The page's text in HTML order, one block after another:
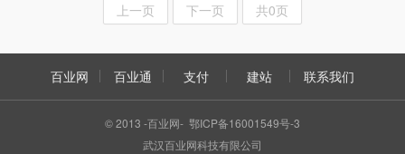
上一页 下一页 共0页
百业网 百业通 支付 建站 联系我们
© 2013 -百业网- 鄂ICP备16001549号-3
武汉百业网科技有限公司